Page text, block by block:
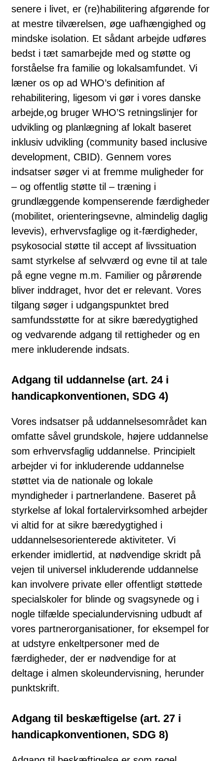
senere i livet, er (re)habilitering afgørende for
at mestre tilværelsen, øge uafhængighed og
mindske isolation. Et sådant arbejde udføres
bedst i tæt samarbejde med og støtte og
forståelse fra familie og lokalsamfundet. Vi
læner os op ad WHO’s definition af
rehabilitering, ligesom vi gør i vores danske
arbejde,og bruger WHO’S retningslinjer for
udvikling og planlægning af lokalt baseret
inklusiv udvikling (community based inclusive
development, CBID). Gennem vores
indsatser søger vi at fremme muligheder for
– og offentlig støtte til – træning i
grundlæggende kompenserende færdigheder
(mobilitet, orienteringsevne, almindelig daglig
levevis), erhvervsfaglige og it-færdigheder,
psykosocial støtte til accept af livssituation
samt styrkelse af selvværd og evne til at tale
på egne vegne m.m. Familier og pårørende
bliver inddraget, hvor det er relevant. Vores
tilgang søger i udgangspunktet bred
samfundsstøtte for at sikre bæredygtighed
og vedvarende adgang til rettigheder og en
mere inkluderende indsats.
Adgang til uddannelse (art. 24 i
handicapkonventionen, SDG 4)
Vores indsatser på uddannelsesområdet kan
omfatte såvel grundskole, højere uddannelse
som erhvervsfaglig uddannelse. Principielt
arbejder vi for inkluderende uddannelse
støttet via de nationale og lokale
myndigheder i partnerlandene. Baseret på
styrkelse af lokal fortalervirksomhed arbejder
vi altid for at sikre bæredygtighed i
uddannelsesorienterede aktiviteter. Vi
erkender imidlertid, at nødvendige skridt på
vejen til universel inkluderende uddannelse
kan involvere private eller offentligt støttede
specialskoler for blinde og svagsynede og i
nogle tilfælde specialundervisning udbudt af
vores partnerorganisationer, for eksempel for
at udstyre enkeltpersoner med de
færdigheder, der er nødvendige for at
deltage i almen skoleundervisning, herunder
punktskrift.
Adgang til beskæftigelse (art. 27 i
handicapkonventionen, SDG 8)